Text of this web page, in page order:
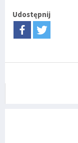
Udostępnij